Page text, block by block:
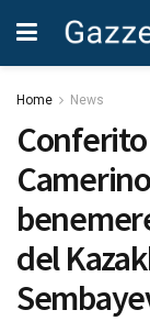
Home News
del